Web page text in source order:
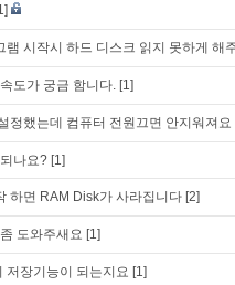
램 시작시 하드 디스크 읽지 못하게 해
도가 궁금 함니다. [1]
정했는데 컴퓨터 전원끄면 안지워져요
나요? [1]
하면 RAM Disk가 사라집니다 [2]
도와주새요 [1]
저장기능이 되는지요 [1]